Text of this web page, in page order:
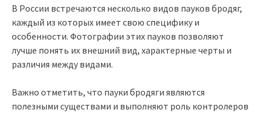
В России встречаются несколько видов пауков бродяг,
каждый из которых имеет свою специфику и
особенности. Фотографии этих пауков позволяют
лучше понять их внешний вид, характерные черты и
различия между видами.
Важно отметить, что пауки бродяги являются
полезными существами и выполняют роль контролеров